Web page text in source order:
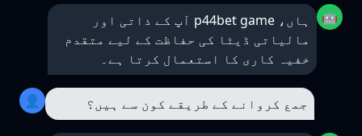
🤖
ہاں، p44bet game آپ کے ذاتی اور
مالیاتی ڈیٹا کی حفاظت کے لیے متقدم
خفیہ کاری کا استعمال کرتا ہے۔
جمع کروانے کے طریقے کون سے ہیں؟ 👤